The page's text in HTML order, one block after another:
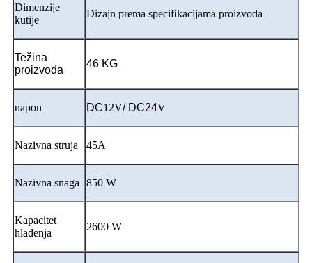
Dimenzije
kutije
Dizajn prema specifikacijama proizvoda
Težina
proizvoda
46 KG
napon DC12V/ DC24V
Nazivna struja 45A
Nazivna snaga 850 W
Kapacitet
hlađenja
2600 W